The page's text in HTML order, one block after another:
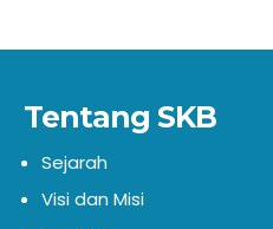
Tentang SKB
Sejarah
Visi dan Misi